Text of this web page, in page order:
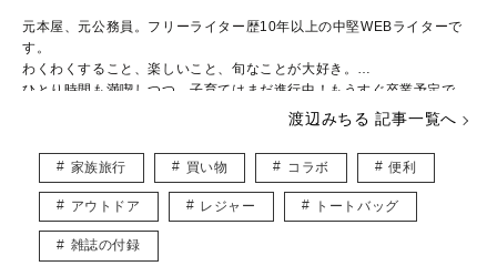
元本屋、元公務員。フリーライター歴10年以上の中堅WEBライターで
す。
わくわくすること、楽しいこと、旬なことが大好き。
ひとり時間も満喫しつつ、子育てはまだ進行中！もうすぐ卒業予定で
お届けしていきます。
渡辺みちる 記事一覧へ
家族旅行 買い物 コラボ 便利
アウトドア レジャー トートバッグ
雑誌の付録